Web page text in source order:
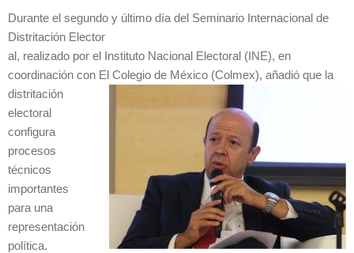
Durante el segundo y último día del Seminario Internacional de
Distritación Elector
al, realizado por el Instituto Nacional Electoral (INE), en
coordinación con El Colegio de México (Colmex), añadió que la
distritación
electoral
configura
procesos
técnicos
importantes
para una
representación
política.